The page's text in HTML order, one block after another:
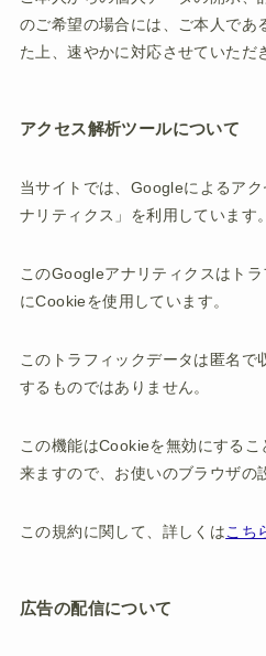
のご希望の場合には、ご本人であ
た上、速やかに対応させていただ
アクセス解析ツールについて
当サイトでは、Googleによるア
ナリティクス」を利用しています。
このGoogleアナリティクスはト
にCookieを使用しています。
このトラフィックデータは匿名で
するものではありません。
この機能はCookieを無効にする
来ますので、お使いのブラウザの
この規約に関して、詳しくはこち
広告の配信について